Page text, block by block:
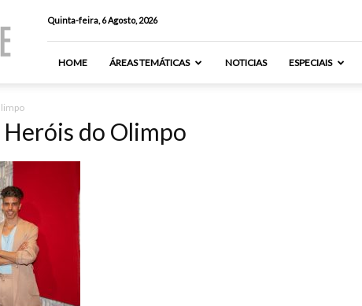
Quinta-feira, 6 Agosto, 2026
HOME ÁREAS TEMÁTICAS NOTICIAS ESPECIAIS
do Olimpo